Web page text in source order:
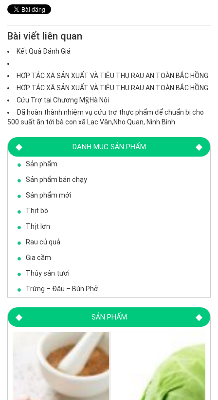
Bài viết liên quan
Kết Quả Đánh Giá
HỢP TÁC XÃ SẢN XUẤT VÀ TIÊU THỤ RAU AN TOÀN BẮC HỒNG
HỢP TÁC XÃ SẢN XUẤT VÀ TIÊU THỤ RAU AN TOÀN BẮC HỒNG
Cứu Trợ tại Chương Mỹ,Hà Nội
Đã hoàn thành nhiệm vụ cứu trợ thực phẩm để chuẩn bị cho
500 suất ăn tới bà con xã Lạc Vân,Nho Quan, Ninh Bình
DANH MỤC SẢN PHẨM
Sản phẩm
Sản phẩm bán chạy
Sản phẩm mới
Thịt bò
Thịt lợn
Rau củ quả
Gia cầm
Thủy sản tươi
Trứng – Đậu – Bún Phở
SẢN PHẨM